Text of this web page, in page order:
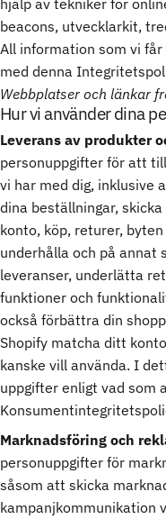
beacons, utvecklarkit,
All information som vi
med denna
Webbplatser och länkar
Hur vi använder dina
Leverans av produkter
personuppgifter för att
vi har med dig, inklusive
dina beställningar,
konto, köp, returer,
underhålla och på
leveranser, underlätta
funktioner och
också förbättra din
Shopify matcha ditt
kanske vill använda. I
uppgifter enligt vad som
Marknadsföring och
personuppgifter för
såsom att skicka
kampanjkommunikation